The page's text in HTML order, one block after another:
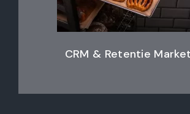
CRM & Retentie